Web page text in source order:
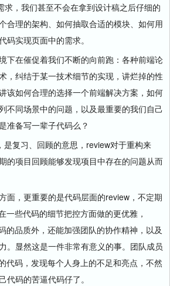
求，我们甚至不会在拿到设计稿之后仔细的
合理的架构、如何抽取合适的模块、如何用
码实现页面中的需求。
在催促着我们不断的向前跑：各种前端论
，纠结于某一技术细节的实现，讲烂掉的性
该如何合理的选择一个前端解决方案，如何
不同场景中的问题，以及最重要的我们自己
准备写一辈子代码么？
复习、回顾的意思，review对于重构来
的项目回顾能够发现项目中存在的问题从而
，更重要的是代码层面的review，不定期
一些代码的细节把控方面做的更优雅，
的品质外，还能加强团队的协作精神，以及
。显然这是一件非常有意义的事。团队成员
代码，发现每个人身上的不足和亮点，不然
代码的苦逼代码仔了。